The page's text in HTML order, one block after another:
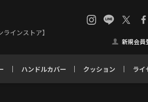
インストア】
新規会員
ハンドルカバー クッション ライ